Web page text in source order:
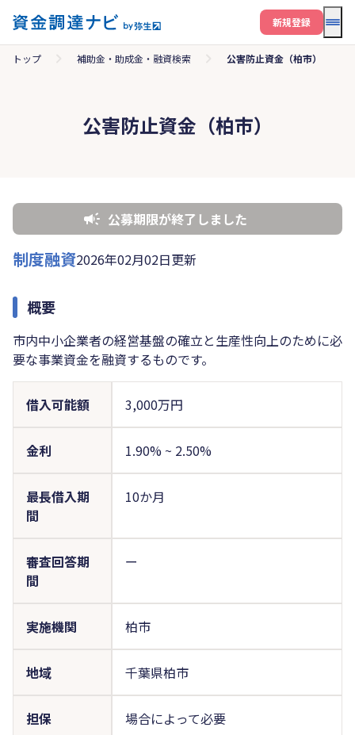
メ
新規登録
トップ 補助金・助成金・融資検索 公害防止資金（柏市）
公害防止資金（柏市）
公募期限が終了しました
制度融資2026年02月02日更新
概要
市内中小企業者の経営基盤の確立と生産性向上のために必
要な事業資金を融資するものです。
借入可能額 3,000万円
金利 1.90% ~ 2.50%
最長借入期
間
10か月
審査回答期
間
ー
実施機関 柏市
地域 千葉県柏市
担保 場合によって必要